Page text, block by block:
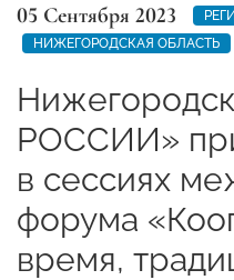
05 Сентября 2023
НИЖЕГОРОДСКАЯ ОБЛАСТЬ
РОССИИ»
в сессиях
форума
время,